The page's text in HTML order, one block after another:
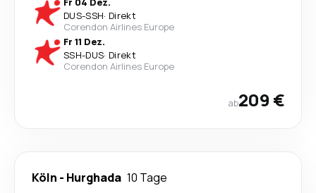
DUS-SSH· Direkt
Corendon Airlines Europe
Fr 11 Dez.
SSH-DUS· Direkt
Corendon Airlines Europe
ab209 €
Köln - Hurghada 10 Tage